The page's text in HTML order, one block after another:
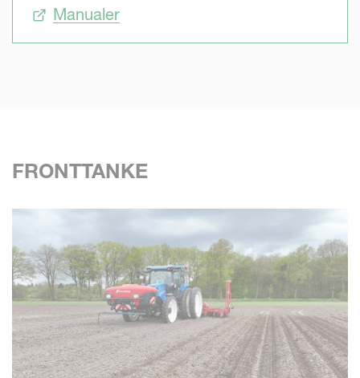
timing og udførelse kan have stor indflydelse.
hastighed. Jobbet skal udføres med den højest mulige
inputomkostninger og minimere påvirkningen af miljøet.
Manualer
FRONTTANKE